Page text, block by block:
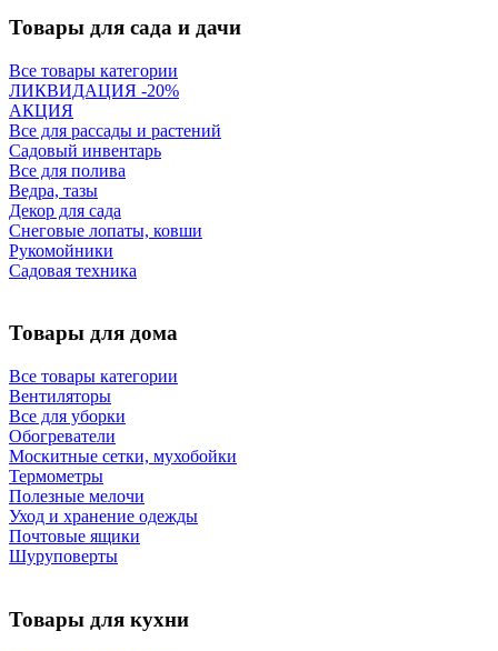
Товары для сада и дачи
Все товары категории
ЛИКВИДАЦИЯ -20%
АКЦИЯ
Все для рассады и растений
Садовый инвентарь
Все для полива
Ведра, тазы
Декор для сада
Снеговые лопаты, ковши
Рукомойники
Садовая техника
Товары для дома
Все товары категории
Вентиляторы
Все для уборки
Обогреватели
Москитные сетки, мухобойки
Термометры
Полезные мелочи
Уход и хранение одежды
Почтовые ящики
Шуруповерты
Товары для кухни